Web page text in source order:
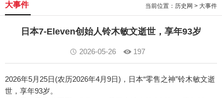
当前位置： 历史网 > 大事件
大事件
日本7-Eleven创始人铃木敏文逝世，享年93岁
2026-05-26 197
2026年5月25日(农历2026年4月9日)，日本“零售之神”铃木敏文逝
世，享年93岁。